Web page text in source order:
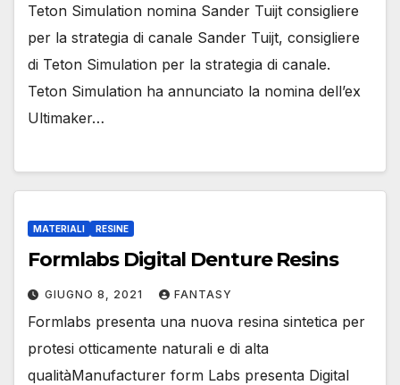
Teton Simulation nomina Sander Tuijt consigliere
per la strategia di canale Sander Tuijt, consigliere
di Teton Simulation per la strategia di canale.
Teton Simulation ha annunciato la nomina dell’ex
Ultimaker…
MATERIALI RESINE
Formlabs Digital Denture Resins
GIUGNO 8, 2021 FANTASY
Formlabs presenta una nuova resina sintetica per
protesi otticamente naturali e di alta
qualitàManufacturer form Labs presenta Digital